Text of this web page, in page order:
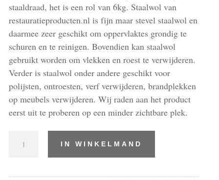
staaldraad, het is een rol van 6kg. Staalwol van
restauratieproducten.nl is fijn maar stevel staalwol en
daarmee zeer geschikt om oppervlaktes grondig te
schuren en te reinigen. Bovendien kan staalwol
gebruikt worden om vlekken en roest te verwijderen.
Verder is staalwol onder andere geschikt voor
polijsten, ontroesten, verf verwijderen, brandplekken
op meubels verwijderen. Wij raden aan het product
eerst uit te proberen op een minder zichtbare plek.
IN WINKELMAND